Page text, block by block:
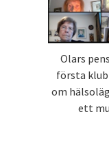
Olars
första
om
ett